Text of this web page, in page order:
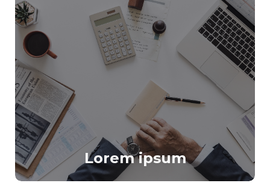
Lorem ipsum